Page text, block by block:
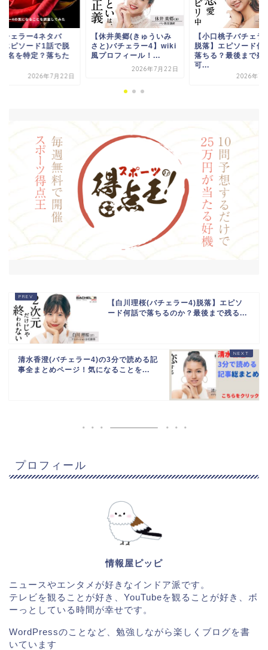
井美郷(きゅういみ
)バチェラー4】wiki
ロフィール！...
【小口桃子バチェラー4
脱落】エピソード何話で
落ちる？最後まで残る
【バチェラー4ネタ
レ】エピソード1話
落者2名を特定？落
の...
2026年7
【白川理桜(バチェラー4)脱落】エピソ
ード何話で落ちるのか？最後まで残る...
清水香澄(バチェラー4)の3分で読める記
事全まとめページ！気になることを...
プロフィール
情報屋ピッピ
ニュースやエンタメが好きなインドア派です。
テレビを観ることが好き、YouTubeを観ることが好き、ボ
ーっとしている時間が幸せです。
WordPressのことなど、勉強しながら楽しくブログを書
いています